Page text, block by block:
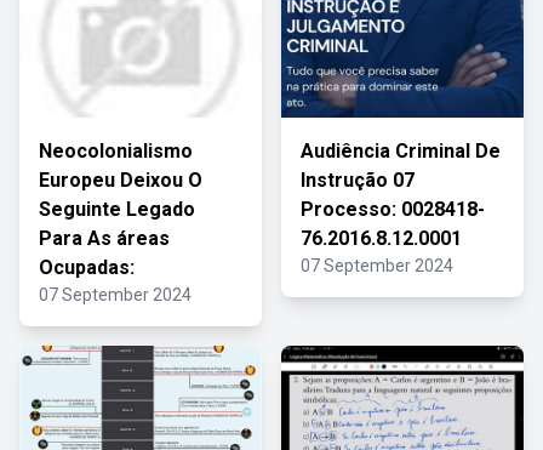
Neocolonialismo
Europeu Deixou O
Seguinte Legado
Para As áreas
Ocupadas:
07 September 2024
Audiência Criminal De
Instrução 07
Processo: 0028418-
76.2016.8.12.0001
07 September 2024